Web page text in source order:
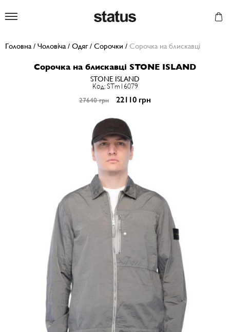
Головна / Чоловіча / Одяг/ Сорочки / Сорочка на блискавці
Сорочка на блискавці STONE ISLAND
STONE ISLAND
Код: STm16079
27640 грн 22110 грн